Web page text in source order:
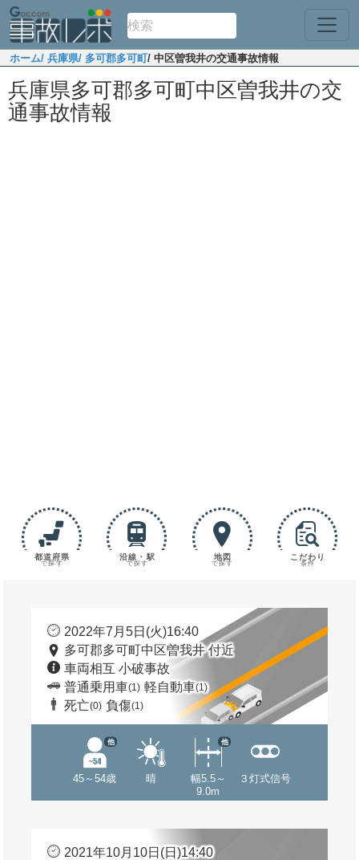
ホーム/ 兵庫県/ 多可郡多可町/ 中区曽我井の交通事故情報
兵庫県多可郡多可町中区曽我井の交
通事故情報
都道府県
で探す
沿線・駅
で探す
地図
で探す
こだわり
条件
2022年7月5日(火)16:40
多可郡多可町中区曽我井 付近
車両相互 小破事故
普通乗用車(1) 軽自動車(1)
死亡(0) 負傷(1)
45～54歳
他
晴
幅5.5～
9.0m
他
３灯式信号
2021年10月10日(日)14:40